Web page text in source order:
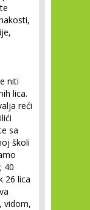
niti
lica.
reći
sa
školi
40
26 lica
vidom,